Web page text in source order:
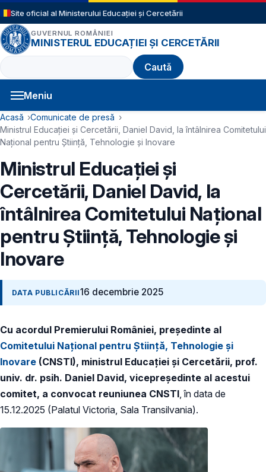
Sari la conținutul principal
Site oficial al Ministerului Educației și Cercetării
GUVERNUL ROMÂNIEI
MINISTERUL EDUCAȚIEI ȘI CERCETĂRII
Caută
Meniu
Navigație principală
Cale de navigare
Acasă
Comunicate de presă
Ministrul Educației și Cercetării, Daniel David, la întâlnirea Comitetului
Național pentru Știință, Tehnologie și Inovare
Ministrul Educației și
Cercetării, Daniel David, la
întâlnirea Comitetului Național
pentru Știință, Tehnologie și
Inovare
DATA PUBLICĂRII16 decembrie 2025
Cu acordul Premierului României, președinte al
Comitetului Național pentru Știință, Tehnologie și
Inovare (CNSTI), ministrul Educației și Cercetării, prof.
univ. dr. psih. Daniel David, vicepreședinte al acestui
comitet, a convocat reuniunea CNSTI , în data de
15.12.2025 (Palatul Victoria, Sala Transilvania).